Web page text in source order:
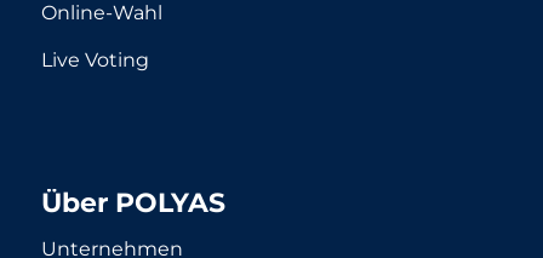
Online-Wahl
Live Voting
Über POLYAS
Unternehmen